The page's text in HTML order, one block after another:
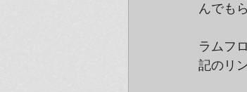
んでも
ラムフ
記のリ